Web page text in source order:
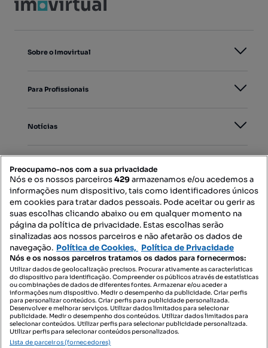
Sobre o Imovirtual
Para Profissionais
Notícias
Mapa do Site
Contacte-nos
SIGA-NOS:
DESCARREGAR NA:
Preocupamo-nos com a sua privacidade
Nós e os nossos parceiros429armazenamos e/ou acedemos a
informações num dispositivo, tais como identificadores únicos
em cookies para tratar dados pessoais. Pode aceitar ou gerir as
suas escolhas clicando abaixo ou em qualquer momento na
página da política de privacidade. Estas escolhas serão
sinalizadas aos nossos parceiros e não afetarão os dados de
navegação. Política de Cookies, Política de Privacidade
Nós e os nossos parceiros tratamos os dados para fornecermos:
Utilizar dados de geolocalização precisos. Procurar ativamente as características
do dispositivo para identificação. Compreender os públicos através de estatísticas
ou combinações de dados de diferentes fontes. Armazenar e/ou aceder a
informações num dispositivo. Medir o desempenho da publicidade. Criar perfis
para personalizar conteúdos. Criar perfis para publicidade personalizada.
Desenvolver e melhorar serviços. Utilizar dados limitados para selecionar
publicidade. Medir o desempenho dos conteúdos. Utilizar dados limitados para
selecionar conteúdos. Utilizar perfis para selecionar publicidade personalizada.
Utilizar perfis para selecionar conteúdos personalizados.
Lista de parceiros (fornecedores)